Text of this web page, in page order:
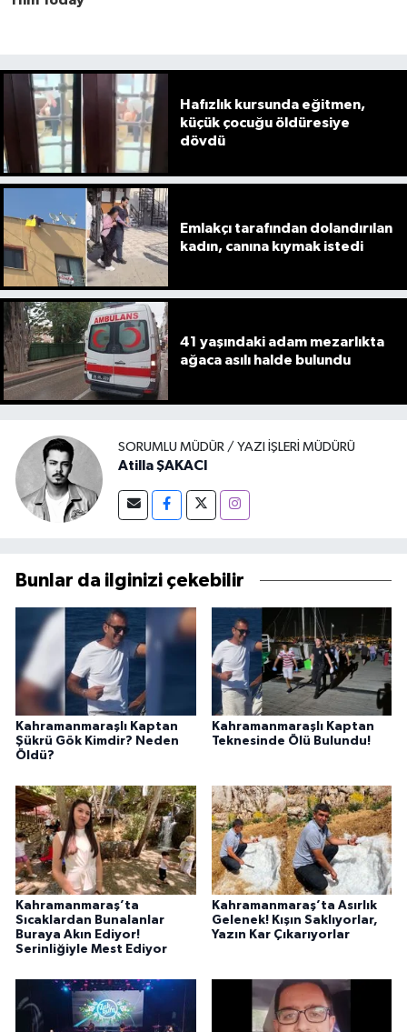
Hafızlık kursunda eğitmen,
küçük çocuğu öldüresiye
dövdü
Emlakçı tarafından dolandırılan
kadın, canına kıymak istedi
41 yaşındaki adam mezarlıkta
ağaca asılı halde bulundu
SORUMLU MÜDÜR / YAZI İŞLERI MÜDÜRÜ
Atilla ŞAKACI
Bunlar da ilginizi çekebilir
Kahramanmaraşlı Kaptan
Şükrü Gök Kimdir? Neden
Öldü?
Kahramanmaraşlı Kaptan
Teknesinde Ölü Bulundu!
Kahramanmaraş’ta
Sıcaklardan Bunalanlar
Buraya Akın Ediyor!
Serinliğiyle Mest Ediyor
Kahramanmaraş’ta Asırlık
Gelenek! Kışın Saklıyorlar,
Yazın Kar Çıkarıyorlar